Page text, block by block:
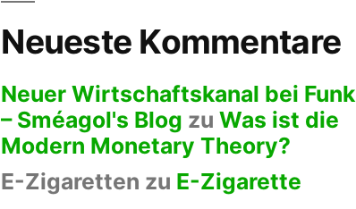
Neueste Kommentare
Neuer Wirtschaftskanal bei Funk
– Sméagol's Blog zuWas ist die
Modern Monetary Theory?
E-Zigaretten zu E-Zigarette